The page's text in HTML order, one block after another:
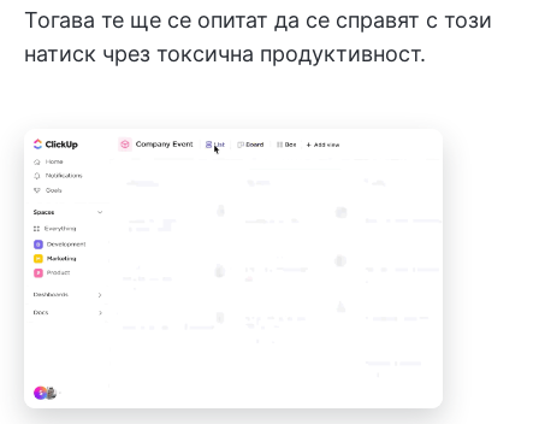
Тогава те ще се опитат да се справят с този
натиск чрез токсична продуктивност.